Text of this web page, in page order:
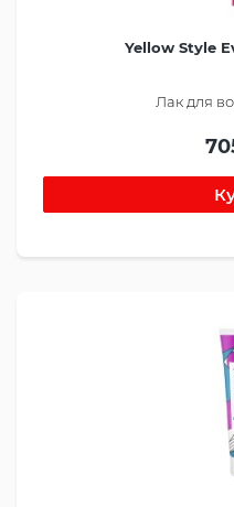
Yellow Style
Лак для